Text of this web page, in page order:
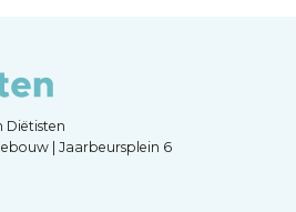
Diëtisten
| Jaarbeursplein 6